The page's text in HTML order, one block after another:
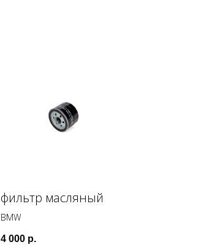
фильтр масляный
BMW
4 000 р.